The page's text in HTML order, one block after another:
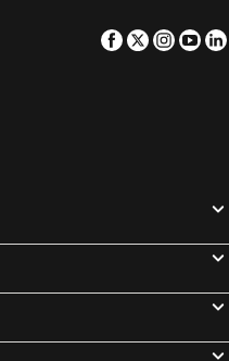
Facebook
Twitter